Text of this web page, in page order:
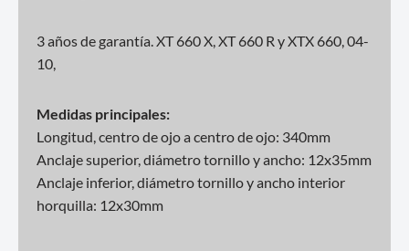
3 años de garantía. XT 660 X, XT 660 R y XTX 660, 04-
10,
Medidas principales:
Longitud, centro de ojo a centro de ojo: 340mm
Anclaje superior, diámetro tornillo y ancho: 12x35mm
Anclaje inferior, diámetro tornillo y ancho interior
horquilla: 12x30mm